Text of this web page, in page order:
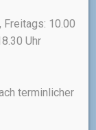
10.00
Uhr
terminlicher